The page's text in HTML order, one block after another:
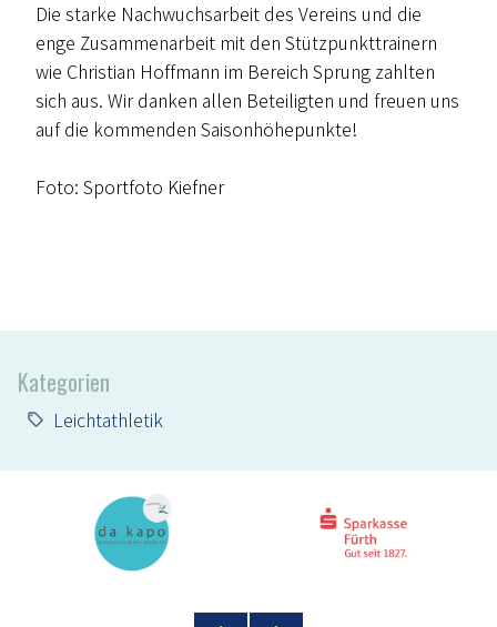
Die starke Nachwuchsarbeit des Vereins und die
enge Zusammenarbeit mit den Stützpunkttrainern
wie Christian Hoffmann im Bereich Sprung zahlten
sich aus. Wir danken allen Beteiligten und freuen uns
auf die kommenden Saisonhöhepunkte!
Foto: Sportfoto Kiefner
Kategorien
Leichtathletik